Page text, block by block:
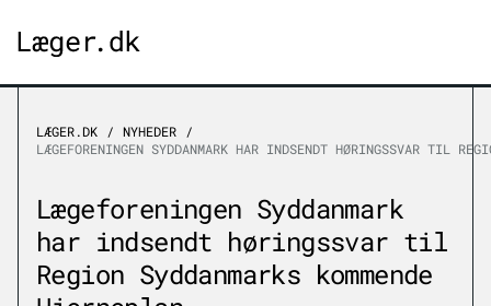
LÆGER.DK
NYHEDER
LÆGEFORENINGEN SYDDANMARK HAR INDSENDT HØRINGSSVAR TIL
Lægeforeningen Syddanmark
har indsendt høringssvar til
Region Syddanmarks kommende